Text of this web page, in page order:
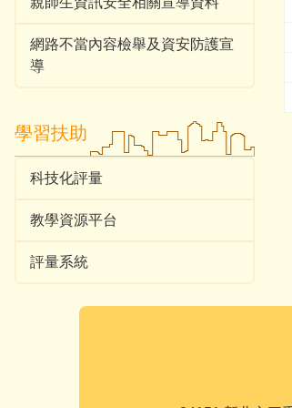
網路不當內容檢舉及資安防護宣
導
學習扶助
科技化評量
教學資源平台
評量系統